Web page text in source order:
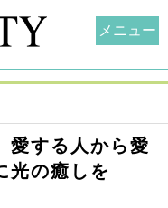
愛する人から愛
光の癒しを
メニュー